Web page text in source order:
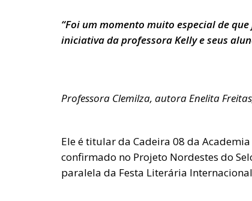
“Foi um momento muito especial de
iniciativa da professora Kelly e seus
Professora Clemilza, autora Enelita
Ele é titular da Cadeira 08 da
confirmado no Projeto Nordestes do
paralela da Festa Literária